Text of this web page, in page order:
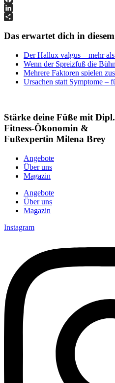
Link
Facebook
LinkedIn
Das erwartet dich in
Der Hallux valgus – mehr
Wenn der Spreizfuß die
Mehrere Faktoren spielen
Ursachen statt Symptome –
Stärke deine Füße mit Dipl.
Fitness-Ökonomin &
Fußexpertin Milena Brey
Angebote
Über uns
Magazin
Angebote
Über uns
Magazin
Instagram